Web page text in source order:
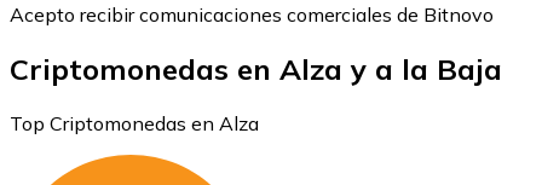
Acepto recibir comunicaciones comerciales de Bitnovo
Criptomonedas en Alza y a la Baja
Top Criptomonedas en Alza